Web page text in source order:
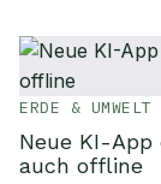
ERDE & UMWELT
Neue KI-
auch offline